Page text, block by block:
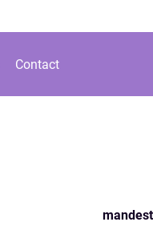
Contact